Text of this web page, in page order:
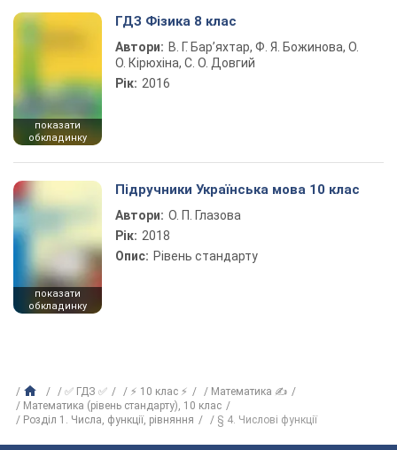
показати
обкладинку
ГДЗ Фізика 8 клас
Автори: В. Г. Бар’яхтар, Ф. Я. Божинова, О.
О. Кірюхіна, С. О. Довгий
Рік: 2016
показати
обкладинку
Підручники Українська мова 10 клас
Автори: О. П. Глазова
Рік: 2018
Опис: Рівень стандарту
✅ ГДЗ ✅ ⚡ 10 клас ⚡
Математика ✍
Математика (рівень стандарту), 10 клас
Розділ 1. Числа, функції, рівняння
§ 4. Числові функції